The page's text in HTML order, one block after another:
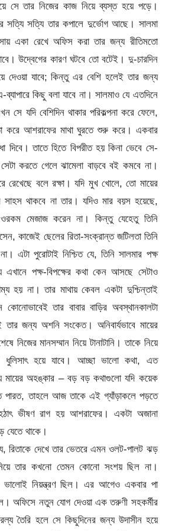
সে তার নিজের কাজ নিয়ে ব্যস্ত হয়ে পড়ে।
সত্যি সত্যি তার কপালে দুর্ভোগ আছে। সালমা
একা রেখে অফিস করা তার জন্য রীতিমতো
উদ্বেগের কারণ ঘটবে তো বটেই। দু-চারদিন
দেওয়া যাবে; কিন্তু এর বেশি হলেই তার জন্য
কিছু বলা যাবে না। সালমাও যে এতদিনে
সে যদি বেশিদিন থাকার পরিকল্পনা করে ফেলে,
করে আশরাফের মাথা ঘুরতে শুরু করে। একবার
দিবে। তাতে হিতে বিপরীত হয় কিনা ভেবে সে-
করতে গেলে ঝামেলা বাড়বে বই কমবে না।
বলে রক্ষা। যদি মুখ খোলে, তো মায়ের
সাহস থাকবে না তার। যদিও মার বয়স হয়েছে,
মেজাজ করেন না। কিন্তু যেহেতু তিনি
কাজেই ছেলের রিতা-সংক্রান্ত জটিলতা তিনি
এটা পুরোটাই নিশ্চিত যে, তিনি সালমার পক্ষ
পক্ষ-বিপক্ষের কথা কেন আসছে সেটাও
হয় না। তার মাথায় কেবল একটা দুশ্চিন্তাই
কোনোভাবেই তার বাবার বাড়ির অবস্থানকালটা
তার জন্য অশনি সংকেত। অনিবার্যভাবে মায়ের
নিজের মানসম্মান নিয়ে টানাটানি। তাকে নিয়ে
ধুলিসাৎ হয়ে যাবে। আচ্ছা ভালো কথা, এত
মায়ের অহঙ্কার – বড় বড় কথাগুলো যদি কয়েক
পারত, তাহলে আজ তাকে এই গ্যাঁড়াকলে পড়তে
ভীষণ রাগ হয় আশরাফের। একটা অজানা
থাকে।
রিতাকে দেখে তার ভেতরে এমন ওলট-পালট ঝড়
তার কখনো তেমন কোনো সংশয় ছিল না।
ভালোই নিয়ন্ত্রণ ছিল। এর আগেও একবার পা
অফিসে নতুন যোগ দেওয়া এক তরুণী সহকর্মীর
তৈরি হলে সে কিছুদিনের জন্য উদাসীন হয়ে